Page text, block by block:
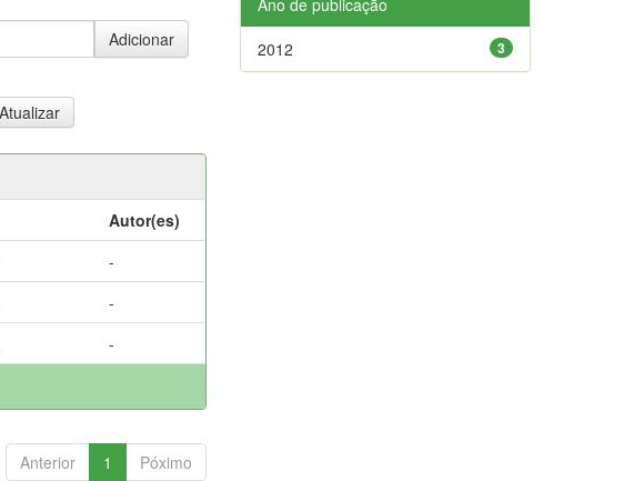
Autor(es)
-
-
-
Anterior 1 Póximo
3
2012